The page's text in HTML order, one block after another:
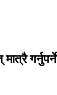
गर्नुपर्ने